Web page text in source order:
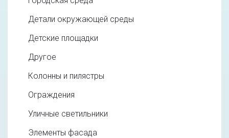
Детали окружающей среды
Детские площадки
Другое
Колонны и пилястры
Ограждения
Уличные светильники
Элементы фасада